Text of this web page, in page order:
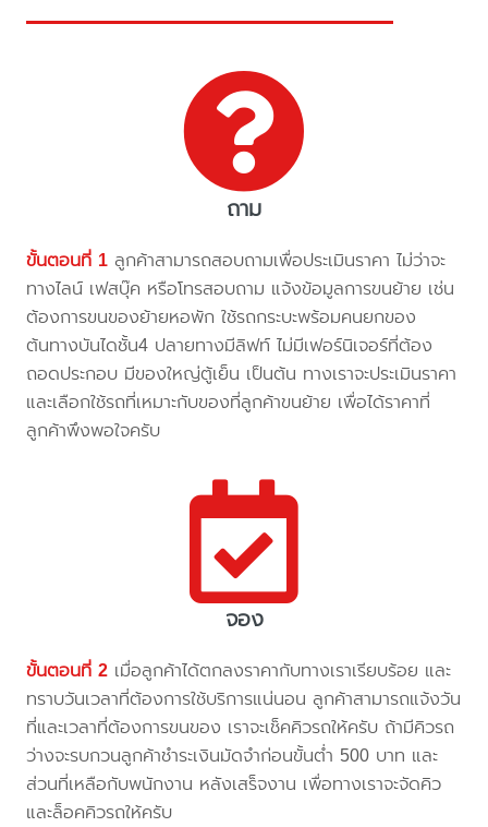
ถาม
ขั้นตอนที่ 1 ลูกค้าสามารถสอบถามเพื่อประเมินราคา ไม่ว่าจะ
ทางไลน์ เฟสบุ๊ค หรือโทรสอบถาม แจ้งข้อมูลการขนย้าย เช่น
ต้องการขนของย้ายหอพัก ใช้รถกระบะพร้อมคนยกของ
ต้นทางบันไดชั้น4 ปลายทางมีลิฟท์ ไม่มีเฟอร์นิเจอร์ที่ต้อง
ถอดประกอบ มีของใหญ่ตู้เย็น เป็นต้น ทางเราจะประเมินราคา
และเลือกใช้รถที่เหมาะกับของที่ลูกค้าขนย้าย เพื่อได้ราคาที่
ลูกค้าพึงพอใจครับ
จอง
ขั้นตอนที่ 2 เมื่อลูกค้าได้ตกลงราคากับทางเราเรียบร้อย และ
ทราบวันเวลาที่ต้องการใช้บริการแน่นอน ลูกค้าสามารถแจ้งวัน
ที่และเวลาที่ต้องการขนของ เราจะเช็คคิวรถให้ครับ ถ้ามีคิวรถ
ว่างจะรบกวนลูกค้าชำระเงินมัดจำก่อนขั้นต่ำ 500 บาท และ
ส่วนที่เหลือกับพนักงาน หลังเสร็จงาน เพื่อทางเราจะจัดคิว
และล็อคคิวรถให้ครับ